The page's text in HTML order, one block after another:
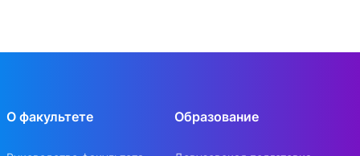
О факультете Образование